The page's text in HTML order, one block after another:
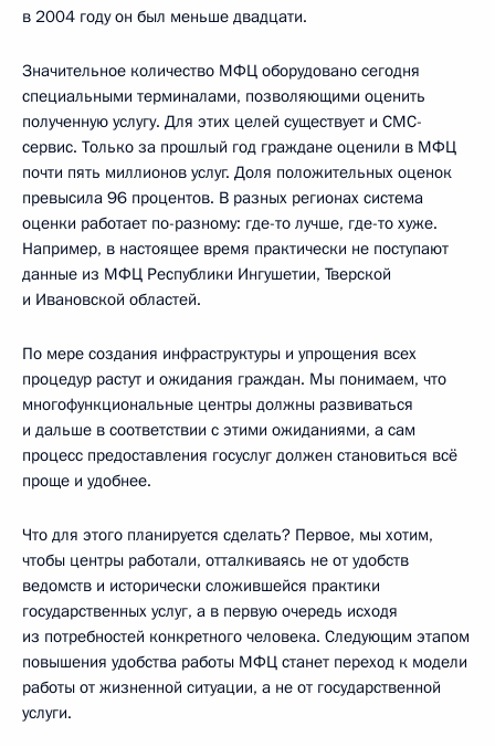
в 2004 году он был меньше двадцати.
Значительное количество МФЦ оборудовано сегодня
специальными терминалами, позволяющими оценить
полученную услугу. Для этих целей существует и СМС-
сервис. Только за прошлый год граждане оценили в МФЦ
почти пять миллионов услуг. Доля положительных оценок
превысила 96 процентов. В разных регионах система
оценки работает по-разному: где-то лучше, где-то хуже.
Например, в настоящее время практически не поступают
данные из МФЦ Республики Ингушетии, Тверской
и Ивановской областей.
По мере создания инфраструктуры и упрощения всех
процедур растут и ожидания граждан. Мы понимаем, что
многофункциональные центры должны развиваться
и дальше в соответствии с этими ожиданиями, а сам
процесс предоставления госуслуг должен становиться всё
проще и удобнее.
Что для этого планируется сделать? Первое, мы хотим,
чтобы центры работали, отталкиваясь не от удобств
ведомств и исторически сложившейся практики
государственных услуг, а в первую очередь исходя
из потребностей конкретного человека. Следующим этапом
повышения удобства работы МФЦ станет переход к модели
работы от жизненной ситуации, а не от государственной
услуги.